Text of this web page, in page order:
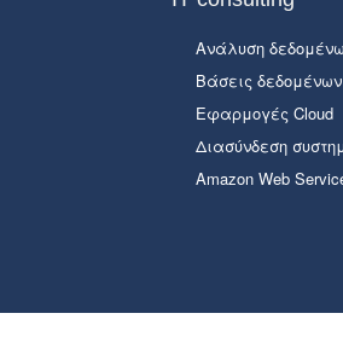
Ανάλυση
Βάσεις δεδομένων
Εφαρμογές Cloud
Διασύνδεση
Amazon Web